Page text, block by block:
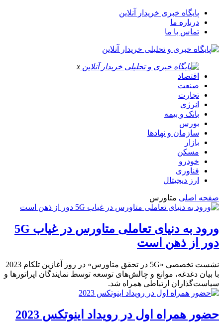
پایگاه خبری خریدار آنلاین
درباره ما
تماس با ما
x
اقتصاد
صنعت
تجارت
انرژی
بانک و بیمه
بورس
سازمان و نهادها
بازار
مسکن
خودرو
فناوری
ارز دیجیتال
صفحه اصلی متاورس
ورود به دنیای تعاملی متاورس در غیاب 5G
دور از ذهن است
نشست تخصصی «5G در تحقق متاورس» در روز آغازین تلکام 2023
با بیان دغدغه، موانع و چالش‌های توسعه توسط نمایندگان اپراتورها و
سیاست‌گذاران ارتباطی همراه شد.
حضور همراه اول در رویداد اینوتکس 2023